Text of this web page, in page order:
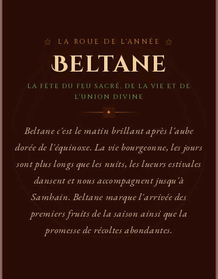
LA ROUE DE L'ANNÉE
Beltane
LA FÊTE DU FEU SACRÉ, DE LA VIE ET DE
L'UNION DIVINE
Beltane c'est le matin brillant après l'aube
dorée de l'équinoxe. La vie bourgeonne, les jours
sont plus longs que les nuits, les lueurs estivales
dansent et nous accompagnent jusqu'à
Samhain. Beltane marque l'arrivée des
premiers fruits de la saison ainsi que la
promesse de récoltes abondantes.